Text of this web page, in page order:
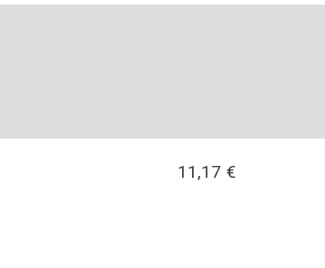
11,17 €